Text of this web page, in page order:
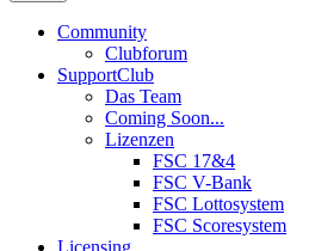
Community
Clubforum
SupportClub
Das Team
Coming Soon...
Lizenzen
FSC 17&4
FSC V-Bank
FSC Lottosystem
FSC Scoresystem
Licensing